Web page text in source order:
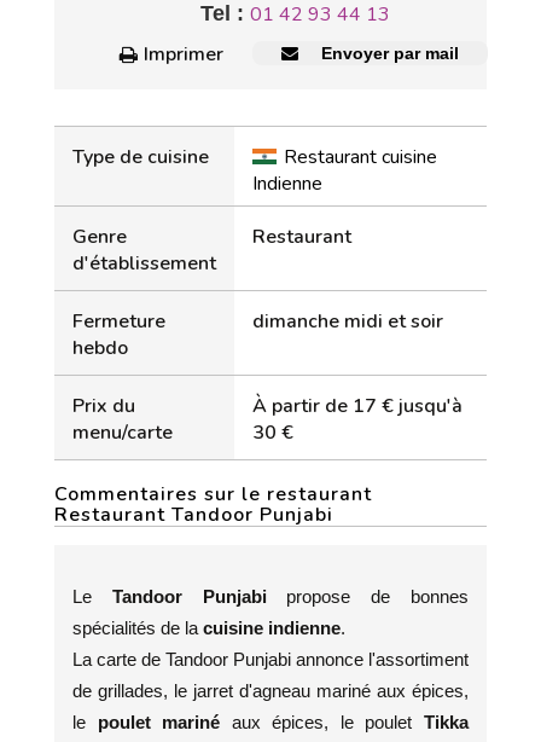
Tel : 01 42 93 44 13
Imprimer
Envoyer par mail
Type de cuisine
Restaurant cuisine
Indienne
Genre
d'établissement
Restaurant
Fermeture
hebdo
dimanche midi et soir
Prix du
menu/carte
À partir de 17 € jusqu'à
30 €
Commentaires sur le restaurant
Restaurant Tandoor Punjabi
Le Tandoor Punjabi propose de bonnes
spécialités de la cuisine indienne.
La carte de Tandoor Punjabi annonce l'assortiment
de grillades, le jarret d'agneau mariné aux épices,
le poulet mariné aux épices, le poulet Tikka